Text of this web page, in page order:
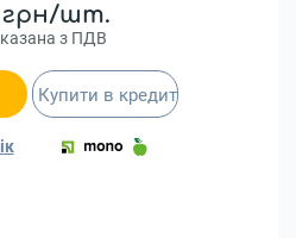
грн/шт.
з ПДВ
Купити в кредит